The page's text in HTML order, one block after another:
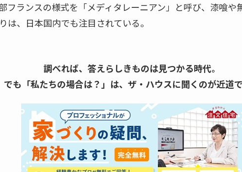
フランスの様式を「メディタレーニアン」と呼び、漆喰や
は、日本国内でも注目されている。
調べれば、答えらしきものは見つかる時代。
でも「私たちの場合は？」は、 ザ・ハウスに聞くのが近道